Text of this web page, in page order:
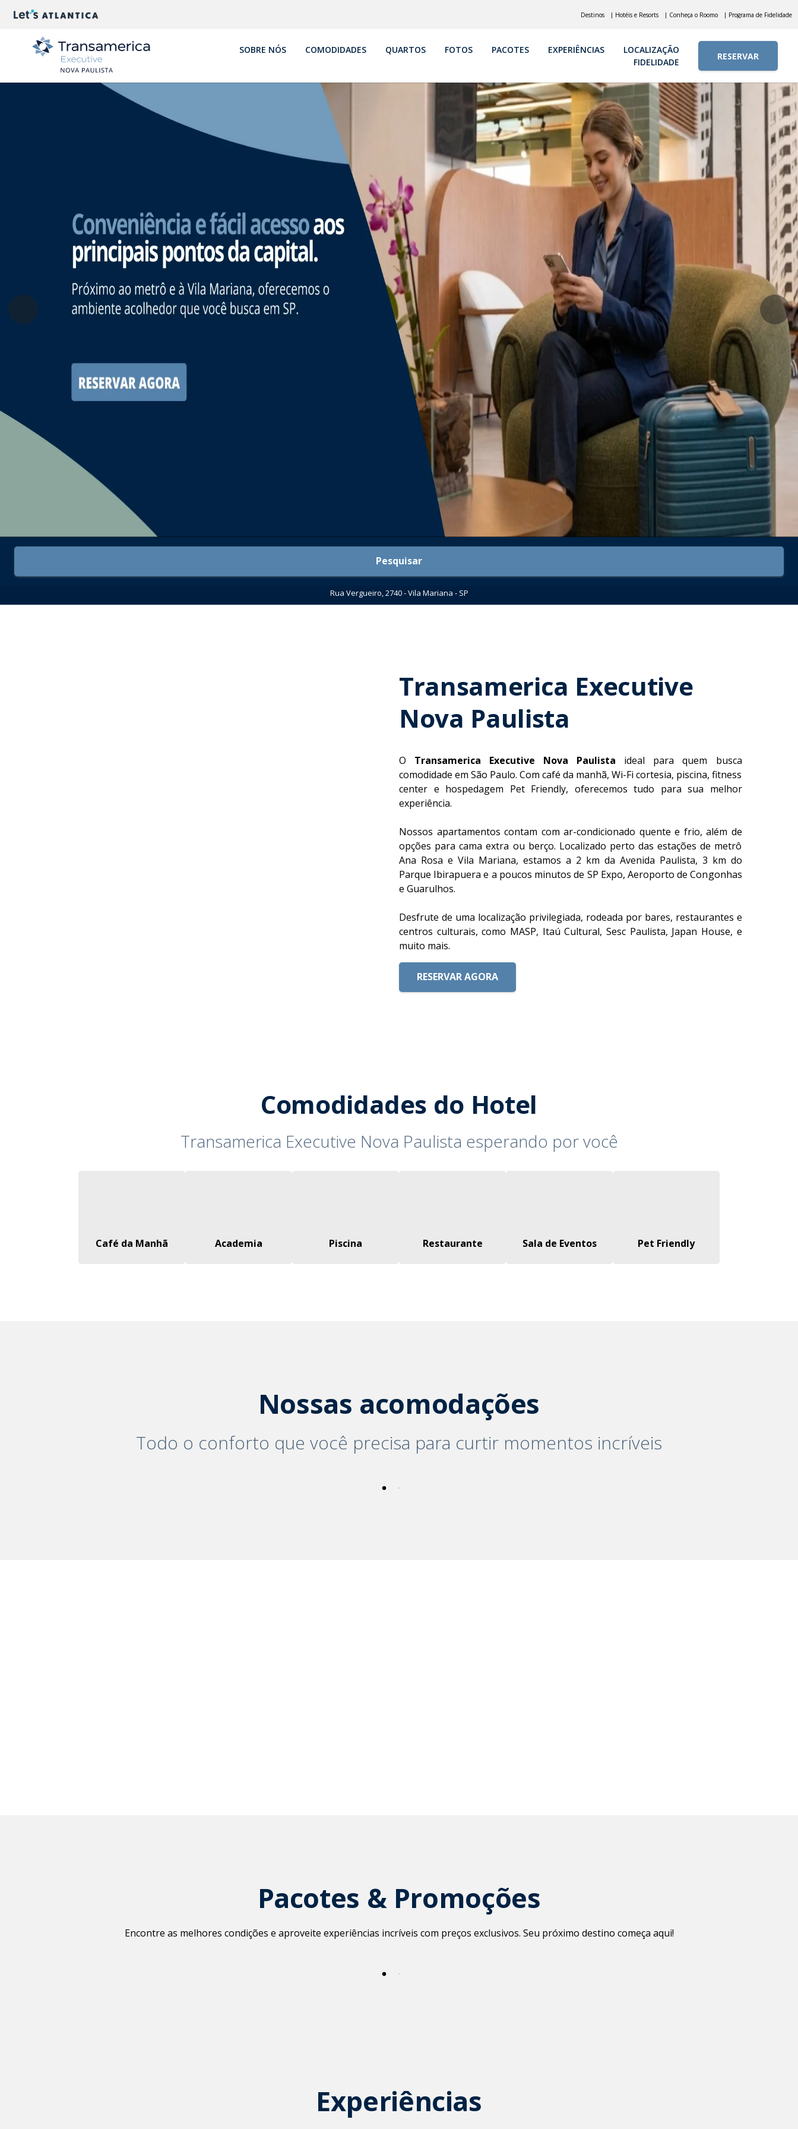
Destinos | Hotéis e Resorts | Conheça o Roomo | Programa de Fidelidade
SOBRE NÓS COMODIDADES QUARTOS FOTOS PACOTES EXPERIÊNCIAS
LOCALIZAÇÃO
FIDELIDADE
RESERVAR
Pesquisar
Rua Vergueiro, 2740 - Vila Mariana - SP
Transamerica Executive
Nova Paulista
O Transamerica Executive Nova Paulista ideal para quem busca
comodidade em São Paulo. Com café da manhã, Wi-Fi cortesia, piscina, fitness
center e hospedagem Pet Friendly, oferecemos tudo para sua melhor
experiência.
Nossos apartamentos contam com ar-condicionado quente e frio, além de
opções para cama extra ou berço. Localizado perto das estações de metrô
Ana Rosa e Vila Mariana, estamos a 2 km da Avenida Paulista, 3 km do
Parque Ibirapuera e a poucos minutos de SP Expo, Aeroporto de Congonhas
e Guarulhos.
Desfrute de uma localização privilegiada, rodeada por bares, restaurantes e
centros culturais, como MASP, Itaú Cultural, Sesc Paulista, Japan House, e
muito mais.
RESERVAR AGORA
Comodidades do Hotel
Transamerica Executive Nova Paulista esperando por você
Café da Manhã Academia Piscina Restaurante Sala de Eventos Pet Friendly
Nossas acomodações
Todo o conforto que você precisa para curtir momentos incríveis
Pacotes & Promoções
Encontre as melhores condições e aproveite experiências incríveis com preços exclusivos. Seu próximo destino começa aqui!
Experiências